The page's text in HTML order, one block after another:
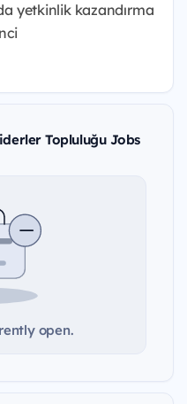
yetkinlik kazandırma
Topluluğu Jobs
open.